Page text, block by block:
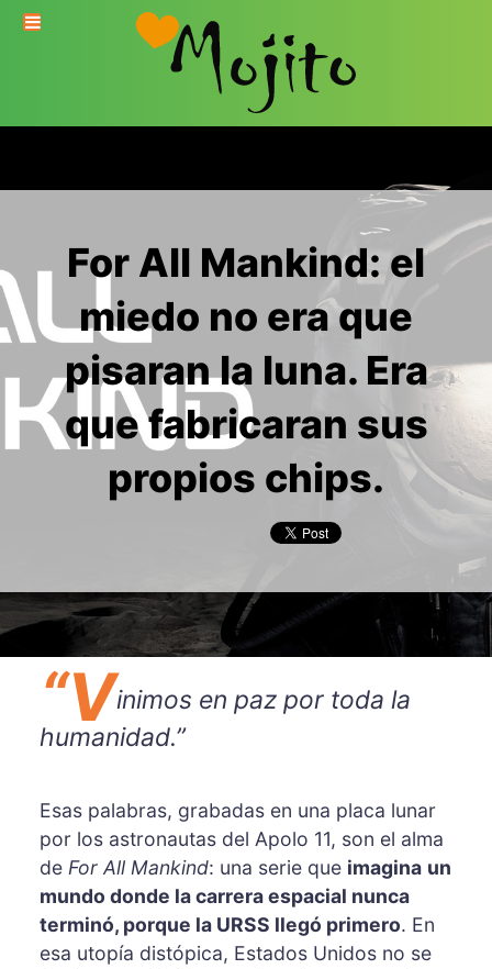
For All Mankind: el
miedo no era que
pisaran la luna. Era
que fabricaran sus
propios chips.
“Vinimos en paz por toda la
humanidad.”
Esas palabras, grabadas en una placa lunar
por los astronautas del Apolo 11, son el alma
de For All Mankind: una serie que imagina un
mundo donde la carrera espacial nunca
terminó, porque la URSS llegó primero. En
esa utopía distópica, Estados Unidos no se